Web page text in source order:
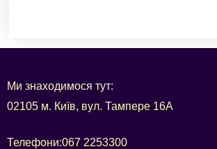
Ми знаходимося тут:
02105 м. Київ, вул. Тампере 16А
Телефони:067 2253300